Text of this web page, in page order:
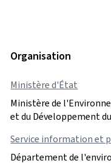
Organisation
Ministère d'État
Ministère de
et du Développement
Service information et
Département de